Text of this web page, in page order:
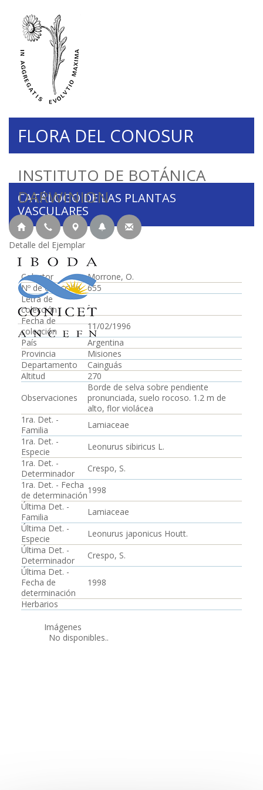
INSTITUTO DE BOTÁNICA
DARWINION
FLORA DEL CONOSUR
CATÁLOGO DE LAS PLANTAS
VASCULARES
Detalle del Ejemplar
Colector
Morrone, O.
Nº de colección
655
Letra de
colección
-
Fecha de
colección
11/02/1996
País
Argentina
Provincia
Misiones
Departamento
Cainguás
Altitud
270
Observaciones
Borde de selva sobre pendiente
pronunciada, suelo rocoso. 1.2 m de
alto, flor violácea
1ra. Det. -
Familia
Lamiaceae
1ra. Det. -
Especie
Leonurus sibiricus L.
1ra. Det. -
Determinador
Crespo, S.
1ra. Det. - Fecha
de determinación1998
Última Det. -
Familia
Lamiaceae
Última Det. -
Especie
Leonurus japonicus Houtt.
Última Det. -
Determinador
Crespo, S.
Última Det. -
Fecha de
determinación
1998
Herbarios
Imágenes
No disponibles..